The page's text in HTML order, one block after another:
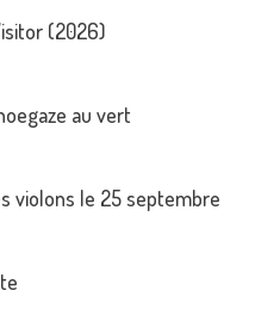
(2026)
au vert
violons le 25 septembre